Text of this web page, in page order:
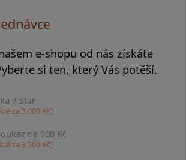
e-shopu od nás získáte
si ten, který Vás potěší.
7 Star
za 3 000Kč)
na 100 Kč
za 3 500Kč)